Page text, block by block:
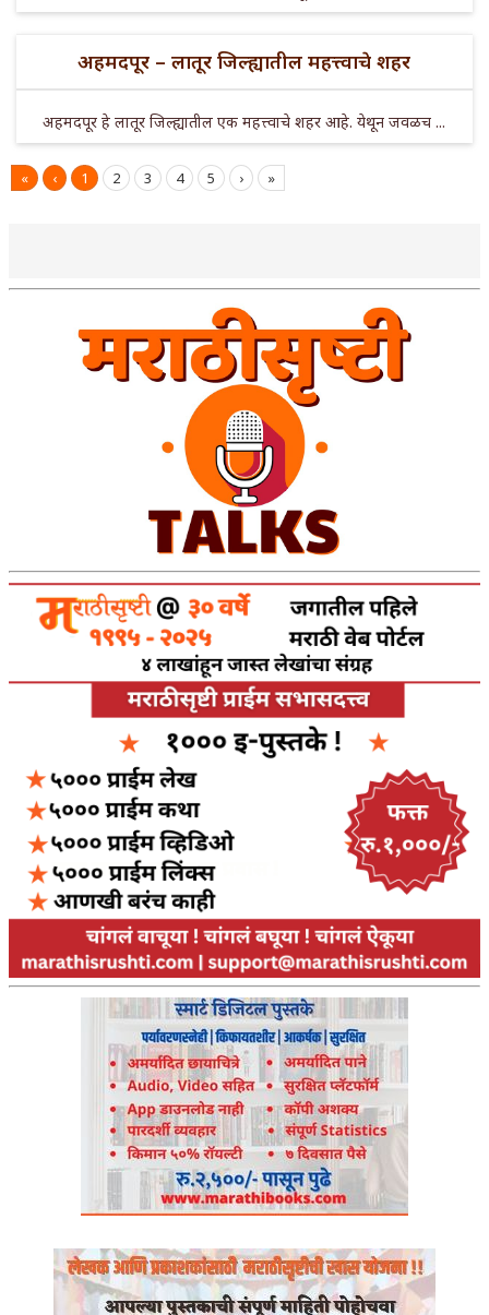
अहमदपूर – लातूर जिल्ह्यातील महत्त्वाचे शहर
अहमदपूर हे लातूर जिल्ह्यातील एक महत्त्वाचे शहर आहे. येथून जवळच ...
« ‹ 1 2 3 4 5 › »